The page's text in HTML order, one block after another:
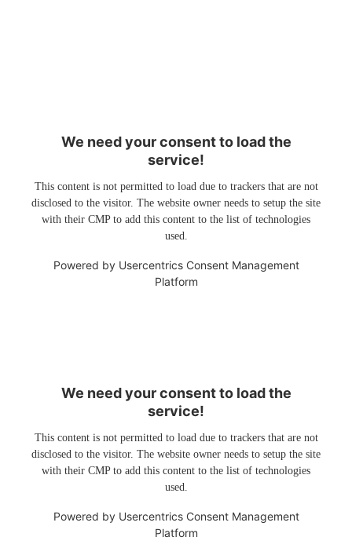
We need your consent to load the
service!
This content is not permitted to load due to trackers that are not
disclosed to the visitor. The website owner needs to setup the site
with their CMP to add this content to the list of technologies
used.
Powered by Usercentrics Consent Management
Platform
We need your consent to load the
service!
This content is not permitted to load due to trackers that are not
disclosed to the visitor. The website owner needs to setup the site
with their CMP to add this content to the list of technologies
used.
Powered by Usercentrics Consent Management
Platform